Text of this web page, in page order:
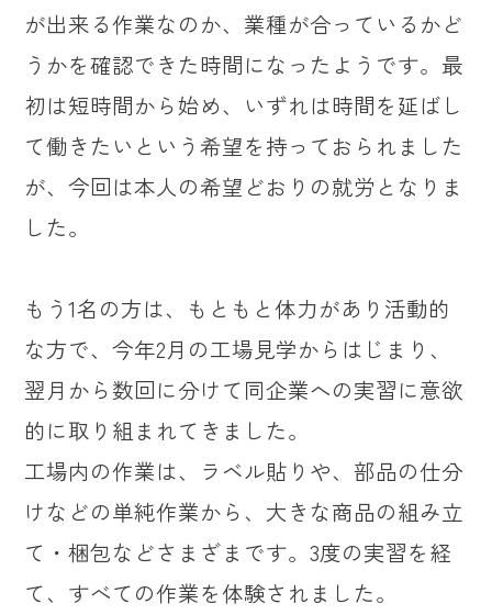
が出来る作業なのか、業種が合っているかど
うかを確認できた時間になったようです。最
初は短時間から始め、いずれは時間を延ばし
て働きたいという希望を持っておられました
が、今回は本人の希望どおりの就労となりま
した。
もう1名の方は、もともと体力があり活動的
な方で、今年2月の工場見学からはじまり、
翌月から数回に分けて同企業への実習に意欲
的に取り組まれてきました。
工場内の作業は、ラベル貼りや、部品の仕分
けなどの単純作業から、大きな商品の組み立
て・梱包などさまざまです。3度の実習を経
て、すべての作業を体験されました。